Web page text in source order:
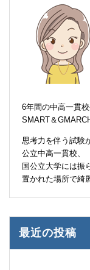
6年間の中高一貫校
SMART＆
思考力を伴う試験
公立中高一貫校、
国公立大学には振
置かれた場所で綺
最近の投稿